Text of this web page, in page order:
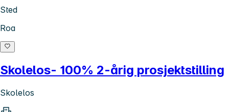
Sted
Roa
Skolelos- 100% 2-årig prosjektstilling
Skolelos